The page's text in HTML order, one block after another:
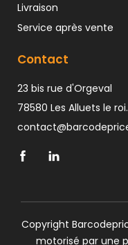
Livraison
Service après vente
Contact
23 bis rue d'Orgeval
78580 Les Alluets le roi.
Copyright
motorisé par une